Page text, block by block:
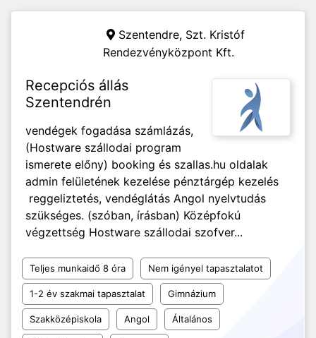
Szentendre, Szt. Kristóf
Rendezvényközpont Kft.
Recepciós állás
Szentendrén
vendégek fogadása számlázás,
(Hostware szállodai program
ismerete előny) booking és szallas.hu oldalak
admin felületének kezelése pénztárgép kezelés
reggeliztetés, vendéglátás Angol nyelvtudás
szükséges. (szóban, írásban) Középfokú
végzettség Hostware szállodai szofver...
Teljes munkaidő 8 óra Nem igényel tapasztalatot
1-2 év szakmai tapasztalat Gimnázium
Szakközépiskola Angol Általános